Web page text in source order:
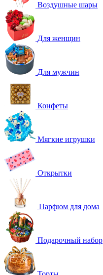
Воздушные шары
Для женщин
Для мужчин
Конфеты
Мягкие игрушки
Открытки
Парфюм для дома
Подарочный набор